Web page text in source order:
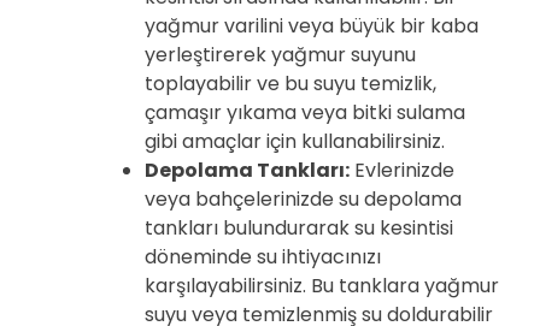
yağmur varilini veya büyük bir kaba
yerleştirerek yağmur suyunu
toplayabilir ve bu suyu temizlik,
çamaşır yıkama veya bitki sulama
gibi amaçlar için kullanabilirsiniz.
Depolama Tankları: Evlerinizde
veya bahçelerinizde su depolama
tankları bulundurarak su kesintisi
döneminde su ihtiyacınızı
karşılayabilirsiniz. Bu tanklara yağmur
suyu veya temizlenmiş su doldurabilir